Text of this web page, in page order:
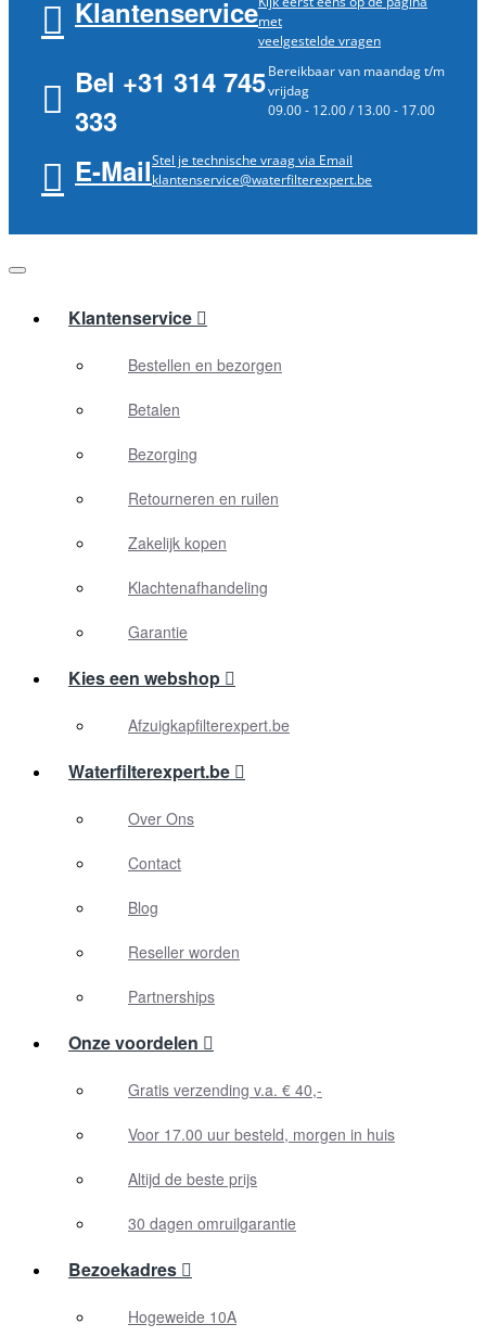
Klantenservicemet
veelgestelde vragen
Bel +31 314 745
333
Bereikbaar van maandag t/m
vrijdag
09.00 - 12.00 / 13.00 - 17.00
E-MailStel je technische vraag via Email
klantenservice@waterfilterexpert.be
Klantenservice
Bestellen en bezorgen
Betalen
Bezorging
Retourneren en ruilen
Zakelijk kopen
Klachtenafhandeling
Garantie
Kies een webshop
Afzuigkapfilterexpert.be
Waterfilterexpert.be
Over Ons
Contact
Blog
Reseller worden
Partnerships
Onze voordelen
Gratis verzending v.a. € 40,-
Voor 17.00 uur besteld, morgen in huis
Altijd de beste prijs
30 dagen omruilgarantie
Bezoekadres
Hogeweide 10A